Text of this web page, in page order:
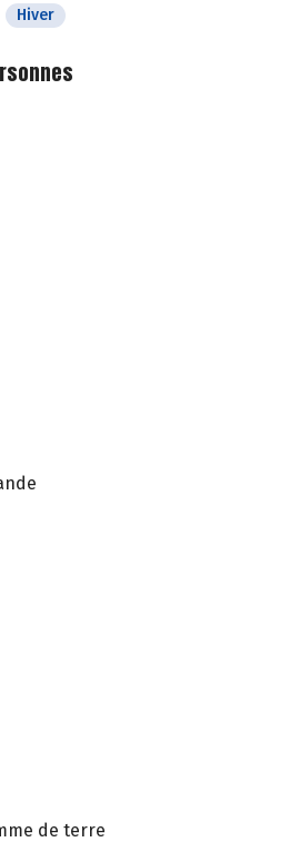
Hiver
de terre